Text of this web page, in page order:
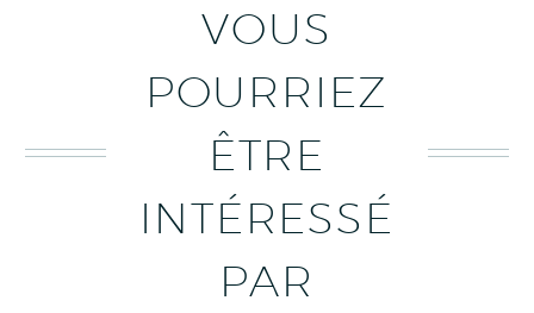
VOUS
POURRIEZ
ÊTRE
INTÉRESSÉ
PAR